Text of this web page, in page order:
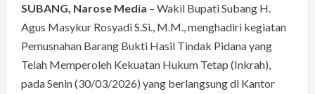
SUBANG, Narose Media – Wakil Bupati Subang H.
Agus Masykur Rosyadi S.Si., M.M., menghadiri kegiatan
Pemusnahan Barang Bukti Hasil Tindak Pidana yang
Telah Memperoleh Kekuatan Hukum Tetap (Inkrah),
pada Senin (30/03/2026) yang berlangsung di Kantor